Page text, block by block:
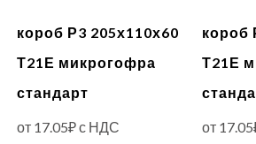
короб Р3 205х110х60
Т21Е микрогофра
стандарт
от 17.05₽с НДС
короб
Т21Е
от 17.05